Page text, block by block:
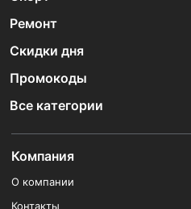
Ремонт
Скидки дня
Промокоды
Все категории
Компания
О компании
Контакты